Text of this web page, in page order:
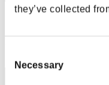
they’ve collected
Selection
Necessary